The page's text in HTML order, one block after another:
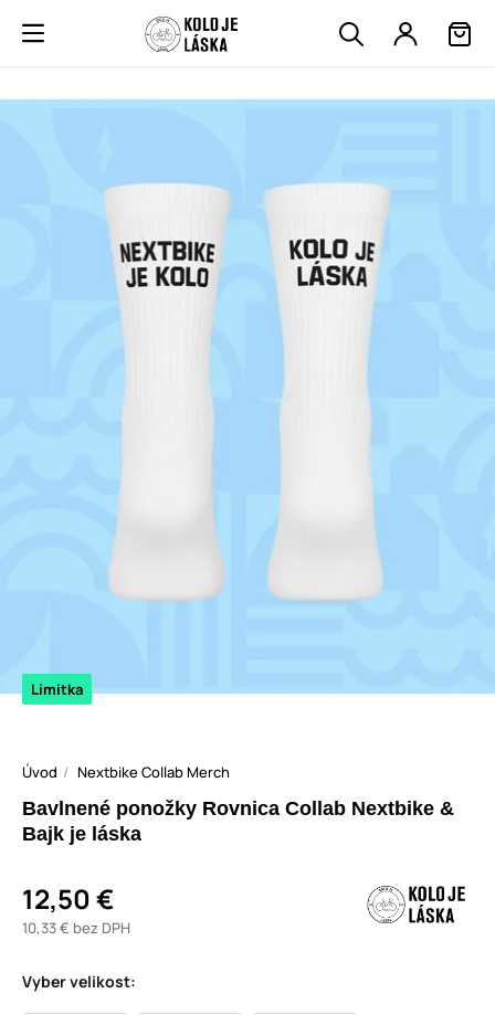
Limitka
Úvod Nextbike Collab Merch
Bavlnené ponožky Rovnica Collab Nextbike &
Bajk je láska
12,50 €
10,33 € bez DPH
Vyber velikost: